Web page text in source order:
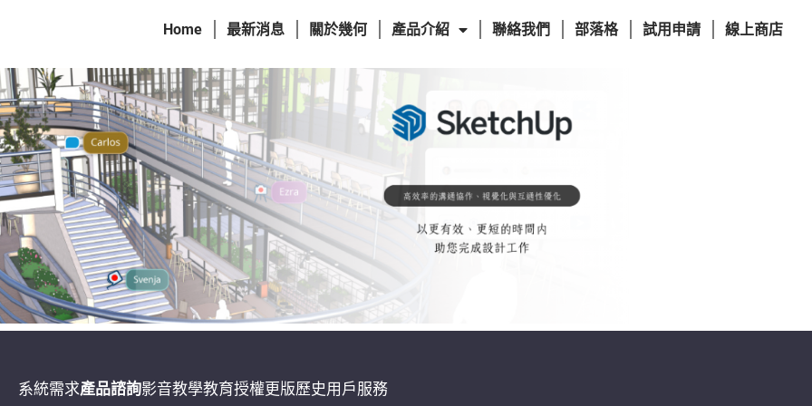
Home 最新消息 關於幾何 產品介紹 聯絡我們 部落格 試用申請 線上商店
系統需求產品諮詢影音教學教育授權更版歷史用戶服務